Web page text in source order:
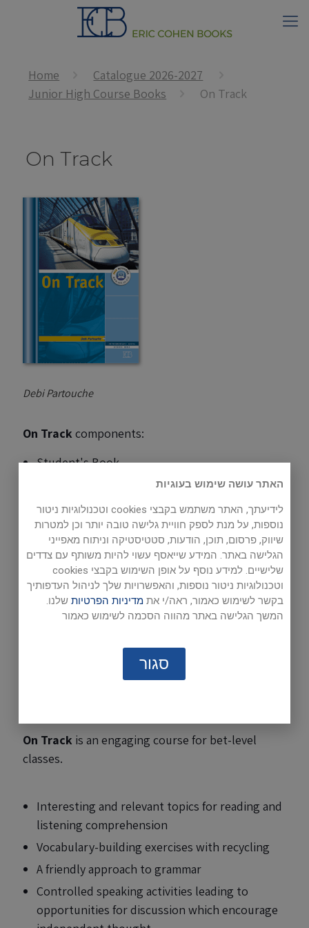
Home
Catalogue 2026-2027
Junior High Course Books
On Track
On Track
Debi Partouche
On Trackcomponents:
Student's Book
Practice Book
Audio - listening
Audio - reading
Tests
Digital version for students
Free Activities(downloadable games)
pages 64 and 65
On Track is an engaging course for bet-level
classes.
Interesting and relevant topics for reading and
listening comprehension
Vocabulary-building exercises with recycling
A friendly approach to grammar
Controlled speaking activities leading to
opportunities for discussion which encourage
סגור
האתר עושה שימוש בעוגיות
לידיעתך, האתר משתמש בקבצי cookies וטכנולוגיות ניטור
נוספות, על מנת לספק חוויית גלישה טובה יותר וכן למטרות
שיווק, פרסום, תוכן, הודעות, סטטיסטיקה וניתוח מאפייני
הגלישה באתר. המידע שייאסף עשוי להיות משותף עם צדדים
שלישיים. למידע נוסף על אופן השימוש בקבצי cookies
וטכנולוגיות ניטור נוספות, והאפשרויות שלך לניהול העדפותיך
בקשר לשימוש כאמור, ראה/י את מדיניות הפרטיותשלנו.
המשך הגלישה באתר מהווה הסכמה לשימוש כאמור